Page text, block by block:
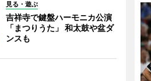
見る・遊ぶ
吉祥寺で鍵盤ハーモニカ公演
「まつりうた」 和太鼓や盆ダ
ンスも